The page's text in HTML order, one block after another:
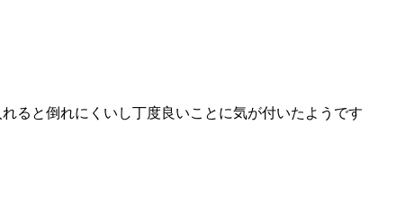
ると倒れにくいし丁度良いことに気が付いたようです